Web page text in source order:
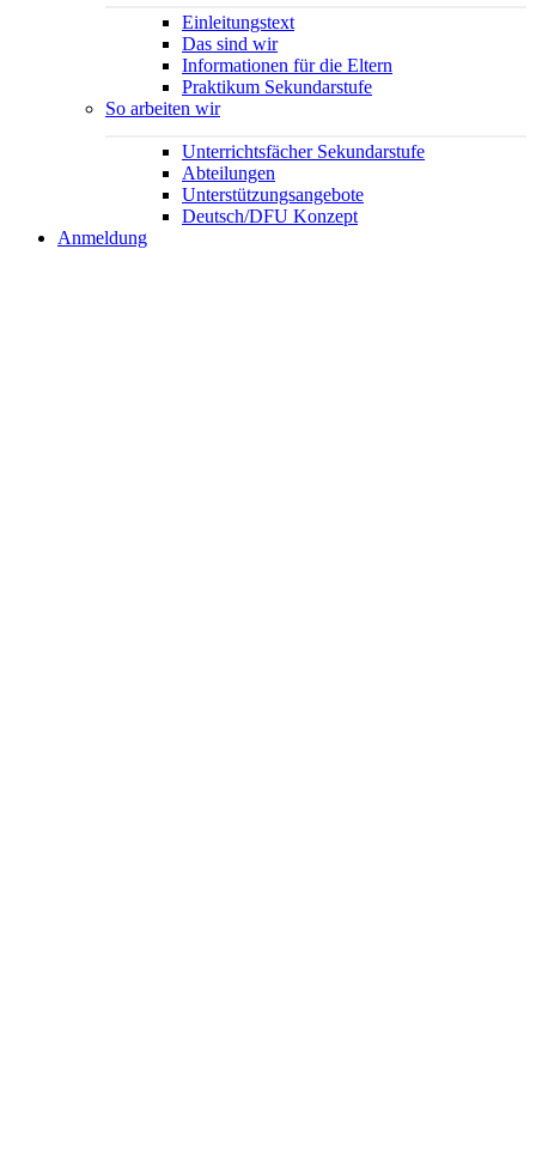
Einleitungstext
Das sind wir
Informationen für die Eltern
Praktikum Sekundarstufe
So arbeiten wir
Unterrichtsfächer Sekundarstufe
Abteilungen
Unterstützungsangebote
Deutsch/DFU Konzept
Anmeldung